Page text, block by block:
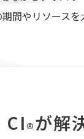
間やリソースを
®が解